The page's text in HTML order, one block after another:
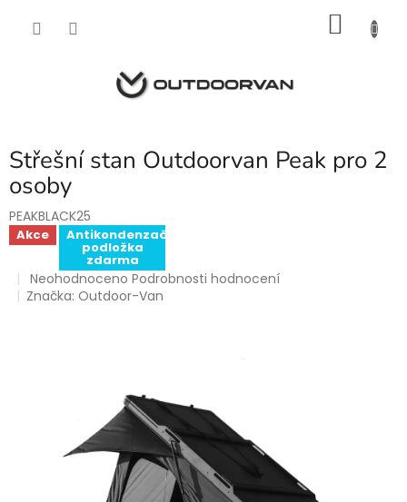
Střešní stan Outdoorvan Peak pro 2
osoby
PEAKBLACK25
Akce Antikondenzační
podložka
zdarma
Průměrné
hodnocení
Neohodnoceno Podrobnosti hodnocení
Značka:Outdoor-Van